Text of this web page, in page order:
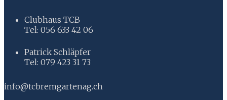
Clubhaus TCB
Tel: 056 633 42 06
Patrick Schläpfer
Tel: 079 423 31 73
info@tcbremgartenag.ch